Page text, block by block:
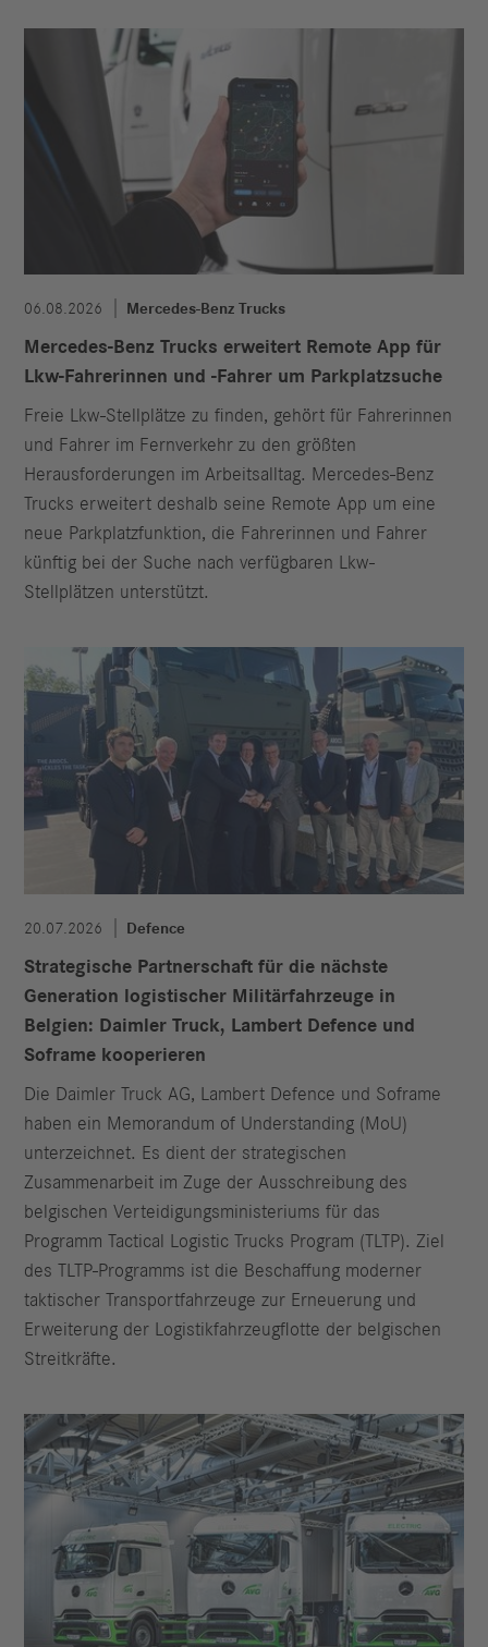
06.08.2026 Mercedes-Benz Trucks
Mercedes-Benz Trucks erweitert Remote App für
Lkw-Fahrerinnen und -Fahrer um Parkplatzsuche
Freie Lkw-Stellplätze zu finden, gehört für Fahrerinnen
und Fahrer im Fernverkehr zu den größten
Herausforderungen im Arbeitsalltag. Mercedes-Benz
Trucks erweitert deshalb seine Remote App um eine
neue Parkplatzfunktion, die Fahrerinnen und Fahrer
künftig bei der Suche nach verfügbaren Lkw-
Stellplätzen unterstützt.
20.07.2026 Defence
Strategische Partnerschaft für die nächste
Generation logistischer Militärfahrzeuge in
Belgien: Daimler Truck, Lambert Defence und
Soframe kooperieren
Die Daimler Truck AG, Lambert Defence und Soframe
haben ein Memorandum of Understanding (MoU)
unterzeichnet. Es dient der strategischen
Zusammenarbeit im Zuge der Ausschreibung des
belgischen Verteidigungsministeriums für das
Programm Tactical Logistic Trucks Program (TLTP). Ziel
des TLTP-Programms ist die Beschaffung moderner
taktischer Transportfahrzeuge zur Erneuerung und
Erweiterung der Logistikfahrzeugflotte der belgischen
Streitkräfte.